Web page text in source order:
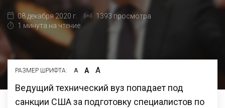
08 декабря 2020 г.
1393 просмотра
1 минута на чтение
РАЗМЕР ШРИФТА: А А А
Ведущий технический вуз попадает под
санкции США за подготовку специалистов по